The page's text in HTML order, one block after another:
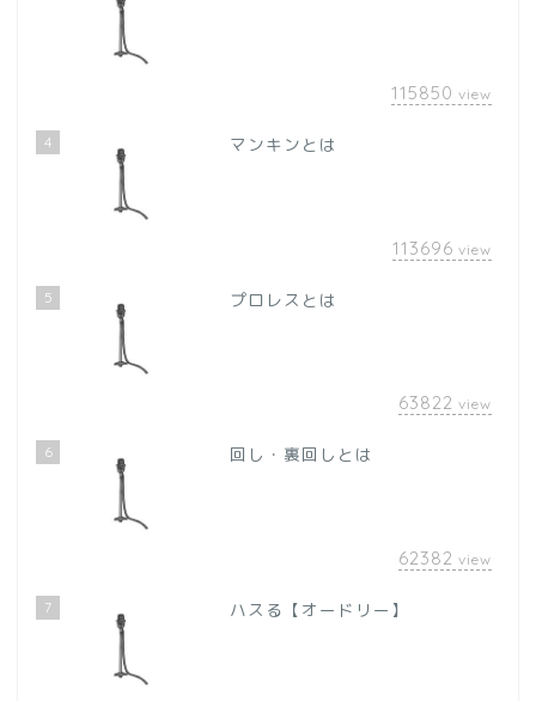
115850 view
4 マンキンとは
113696 view
5 プロレスとは
63822 view
6 回し・裏回しとは
62382 view
7 ハスる【オードリー】